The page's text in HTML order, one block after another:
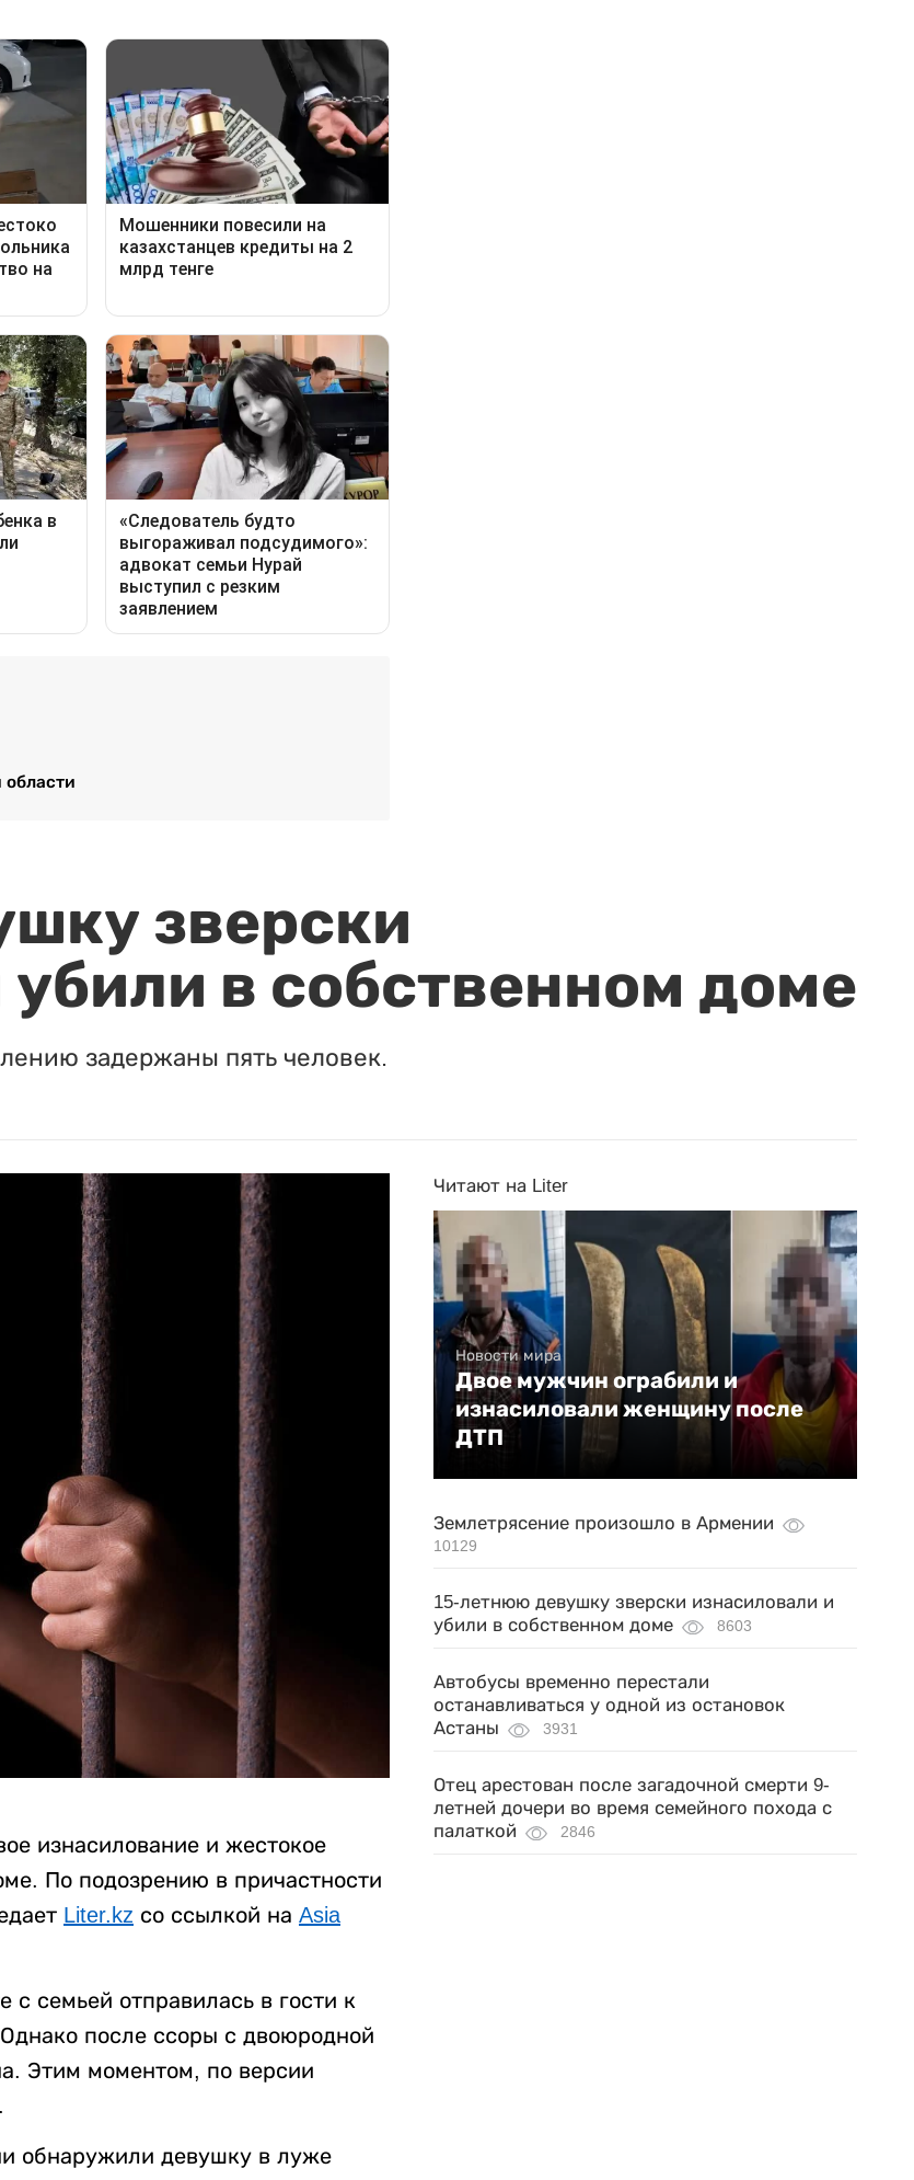
зверски
в собственном доме
задержаны пять человек.
изнасилование и жестокое
По подозрению в причастности
Liter.kz со ссылкой на Asia
семьей отправилась в гости к
после ссоры с двоюродной
Этим моментом, по версии
обнаружили девушку в луже
Читают на Liter
Новости мира
Двое мужчин ограбили и
изнасиловали женщину после
ДТП
Землетрясение произошло в Армении
10129
15-летнюю девушку зверски изнасиловали и
убили в собственном доме
8603
Автобусы временно перестали
останавливаться у одной из остановок
Астаны
3931
Отец арестован после загадочной смерти 9-
летней дочери во время семейного похода с
палаткой
2846